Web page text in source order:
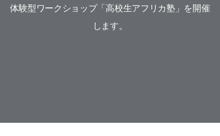
体験型ワークショップ「高校生アフリカ塾」を開催
します。